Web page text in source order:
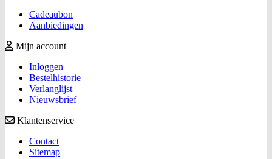
Cadeaubon
Aanbiedingen
Mijn account
Inloggen
Bestelhistorie
Verlanglijst
Nieuwsbrief
Klantenservice
Contact
Sitemap